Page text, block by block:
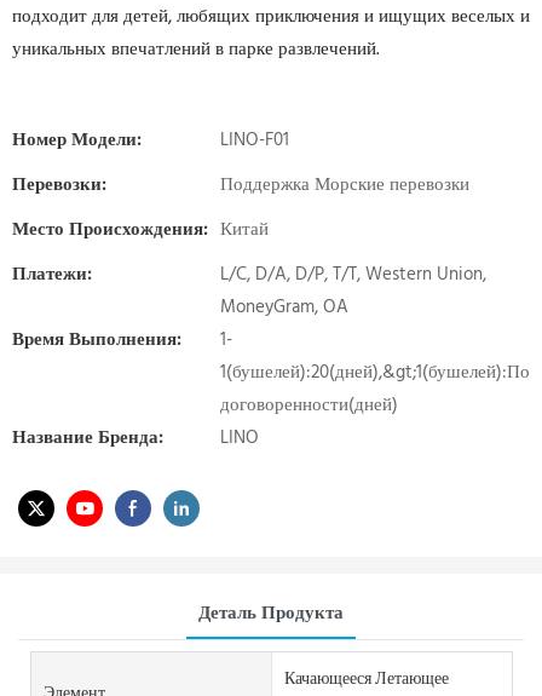
подходит для детей, любящих приключения и ищущих веселых и
уникальных впечатлений в парке развлечений.
Номер Модели:
LINO-F01
Перевозки:
Поддержка Морские перевозки
Место Происхождения: Китай
Платежи:
L/C, D/A, D/P, T/T, Western Union,
MoneyGram, OA
Время Выполнения:
1-
1(бушелей):20(дней),&gt;1(бушелей):По
договоренности(дней)
Название Бренда:
LINO
Деталь Продукта
Качающееся Летающее